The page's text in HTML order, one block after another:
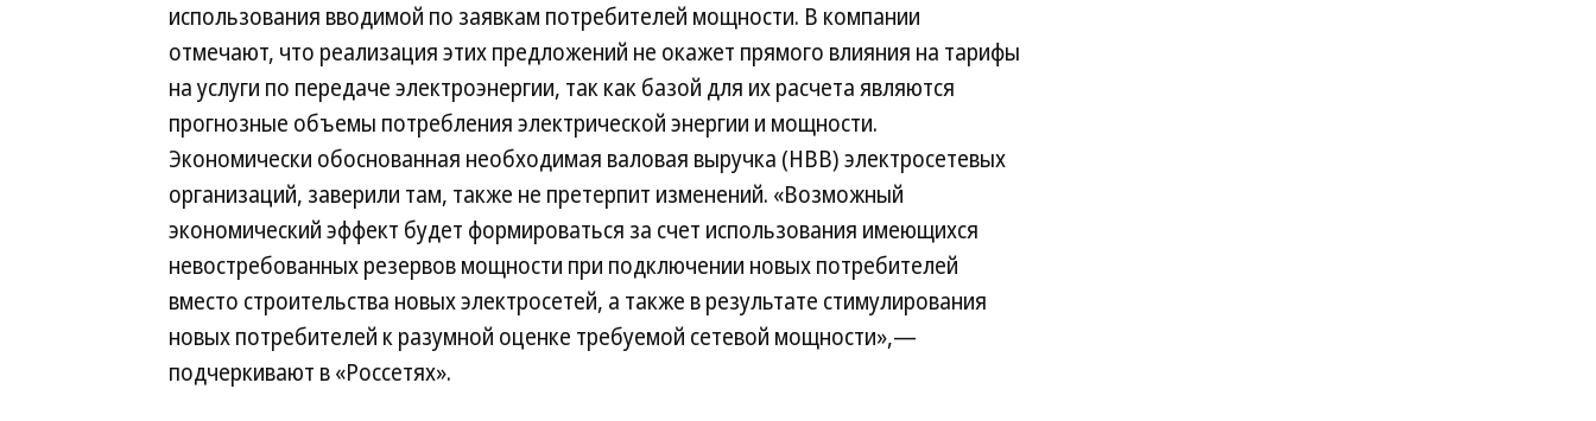
использования вводимой по заявкам потребителей мощности. В компании
отмечают, что реализация этих предложений не окажет прямого влияния на тарифы
на услуги по передаче электроэнергии, так как базой для их расчета являются
прогнозные объемы потребления электрической энергии и мощности.
Экономически обоснованная необходимая валовая выручка (НВВ) электросетевых
организаций, заверили там, также не претерпит изменений. «Возможный
экономический эффект будет формироваться за счет использования имеющихся
невостребованных резервов мощности при подключении новых потребителей
вместо строительства новых электросетей, а также в результате стимулирования
новых потребителей к разумной оценке требуемой сетевой мощности»,—
подчеркивают в «Россетях».